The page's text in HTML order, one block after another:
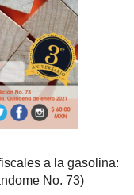
a la gasolina:
No. 73)